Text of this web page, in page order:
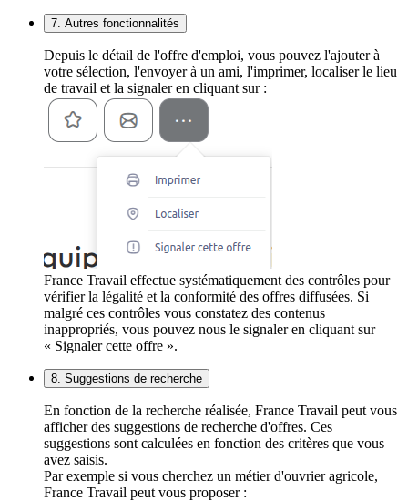
7. Autres fonctionnalités
Depuis le détail de l'offre d'emploi, vous pouvez l'ajouter à
votre sélection, l'envoyer à un ami, l'imprimer, localiser le lieu
de travail et la signaler en cliquant sur :
France Travail effectue systématiquement des contrôles pour
vérifier la légalité et la conformité des offres diffusées. Si
malgré ces contrôles vous constatez des contenus
inappropriés, vous pouvez nous le signaler en cliquant sur
« Signaler cette offre ».
8. Suggestions de recherche
En fonction de la recherche réalisée, France Travail peut vous
afficher des suggestions de recherche d'offres. Ces
suggestions sont calculées en fonction des critères que vous
avez saisis.
Par exemple si vous cherchez un métier d'ouvrier agricole,
France Travail peut vous proposer :